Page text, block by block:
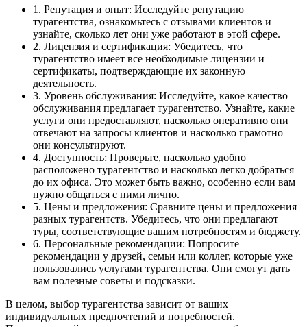
1. Репутация и опыт: Исследуйте репутацию
турагентства, ознакомьтесь с отзывами клиентов и
узнайте, сколько лет они уже работают в этой сфере.
2. Лицензия и сертификация: Убедитесь, что
турагентство имеет все необходимые лицензии и
сертификаты, подтверждающие их законную
деятельность.
3. Уровень обслуживания: Исследуйте, какое качество
обслуживания предлагает турагентство. Узнайте, какие
услуги они предоставляют, насколько оперативно они
отвечают на запросы клиентов и насколько грамотно
они консультируют.
4. Доступность: Проверьте, насколько удобно
расположено турагентство и насколько легко добраться
до их офиса. Это может быть важно, особенно если вам
нужно общаться с ними лично.
5. Цены и предложения: Сравните цены и предложения
разных турагентств. Убедитесь, что они предлагают
туры, соответствующие вашим потребностям и бюджету.
6. Персональные рекомендации: Попросите
рекомендации у друзей, семьи или коллег, которые уже
пользовались услугами турагентства. Они смогут дать
вам полезные советы и подсказки.
В целом, выбор турагентства зависит от ваших
индивидуальных предпочтений и потребностей.